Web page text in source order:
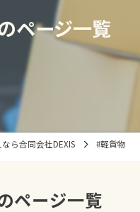
ページ一覧
ら合同会社DEXIS #軽貨物
ページ一覧